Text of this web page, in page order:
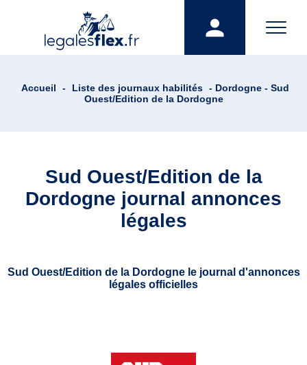
Accueil - Liste des journaux habilités - Dordogne - Sud
Ouest/Edition de la Dordogne
Sud Ouest/Edition de la
Dordogne journal annonces
légales
Sud Ouest/Edition de la Dordogne le journal d'annonces
légales officielles